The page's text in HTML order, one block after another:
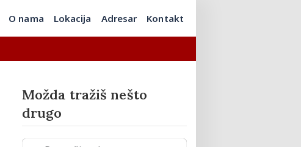
O nama Lokacija Adresar Kontakt
Možda tražiš nešto
drugo